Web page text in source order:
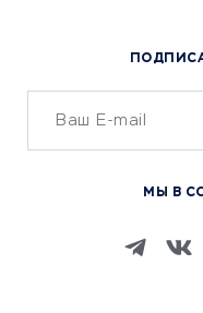
Сервисы доставки
ОБУЧЕНИЕ И РАБОТА
Изучение
МЫ В